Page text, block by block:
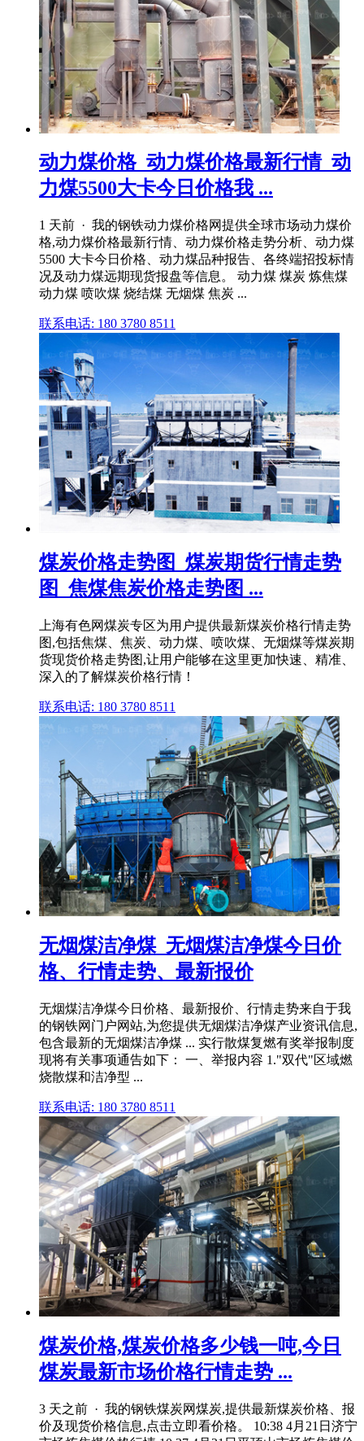
动力煤价格_动力煤价格最新行情_动
力煤5500大卡今日价格我 ...
1 天前 · 我的钢铁动力煤价格网提供全球市场动力煤价
格,动力煤价格最新行情、动力煤价格走势分析、动力煤
5500 大卡今日价格、动力煤品种报告、各终端招投标情
况及动力煤远期现货报盘等信息。 动力煤 煤炭 炼焦煤
动力煤 喷吹煤 烧结煤 无烟煤 焦炭 ...
联系电话: 180 3780 8511
煤炭价格走势图_煤炭期货行情走势
图_焦煤焦炭价格走势图 ...
上海有色网煤炭专区为用户提供最新煤炭价格行情走势
图,包括焦煤、焦炭、动力煤、喷吹煤、无烟煤等煤炭期
货现货价格走势图,让用户能够在这里更加快速、精准、
深入的了解煤炭价格行情！
联系电话: 180 3780 8511
无烟煤洁净煤_无烟煤洁净煤今日价
格、行情走势、最新报价
无烟煤洁净煤今日价格、最新报价、行情走势来自于我
的钢铁网门户网站,为您提供无烟煤洁净煤产业资讯信息,
包含最新的无烟煤洁净煤 ... 实行散煤复燃有奖举报制度
现将有关事项通告如下： 一、举报内容 1."双代"区域燃
烧散煤和洁净型 ...
联系电话: 180 3780 8511
煤炭价格,煤炭价格多少钱一吨,今日
煤炭最新市场价格行情走势 ...
3 天之前 · 我的钢铁煤炭网煤炭,提供最新煤炭价格、报
价及现货价格信息,点击立即看价格。 10:38 4月21日济宁